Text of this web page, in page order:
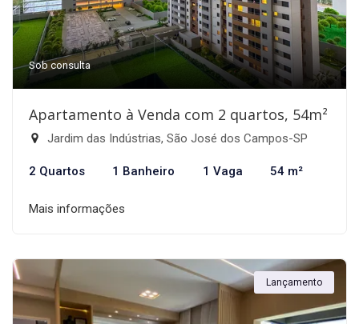
Sob consulta
Apartamento à Venda com 2 quartos, 54m²
Jardim das Indústrias, São José dos Campos-SP
2 Quartos 1 Banheiro 1 Vaga 54 m²
Mais informações
Lançamento